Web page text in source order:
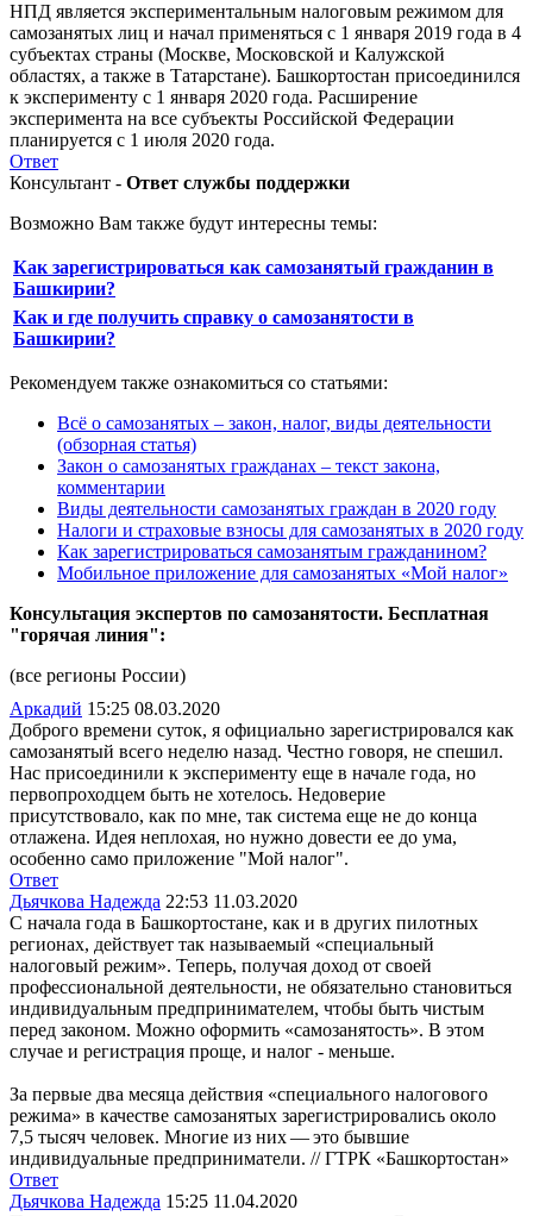
НПД является экспериментальным налоговым режимом для
самозанятых лиц и начал применяться с 1 января 2019 года в 4
субъектах страны (Москве, Московской и Калужской
областях, а также в Татарстане). Башкортостан присоединился
к эксперименту с 1 января 2020 года. Расширение
эксперимента на все субъекты Российской Федерации
планируется с 1 июля 2020 года.
Ответ
Консультант - Ответ службы поддержки
Возможно Вам также будут интересны темы:
Как зарегистрироваться как самозанятый гражданин в
Башкирии?
Как и где получить справку о самозанятости в
Башкирии?
Рекомендуем также ознакомиться со статьями:
Всё о самозанятых – закон, налог, виды деятельности
(обзорная статья)
Закон о самозанятых гражданах – текст закона,
комментарии
Виды деятельности самозанятых граждан в 2020 году
Налоги и страховые взносы для самозанятых в 2020 году
Как зарегистрироваться самозанятым гражданином?
Мобильное приложение для самозанятых «Мой налог»
Консультация экспертов по самозанятости. Бесплатная
"горячая линия":
(все регионы России)
Аркадий 15:25 08.03.2020
Доброго времени суток, я официально зарегистрировался как
самозанятый всего неделю назад. Честно говоря, не спешил.
Нас присоединили к эксперименту еще в начале года, но
первопроходцем быть не хотелось. Недоверие
присутствовало, как по мне, так система еще не до конца
отлажена. Идея неплохая, но нужно довести ее до ума,
особенно само приложение "Мой налог".
Ответ
Дьячкова Надежда 22:53 11.03.2020
С начала года в Башкортостане, как и в других пилотных
регионах, действует так называемый «специальный
налоговый режим». Теперь, получая доход от своей
профессиональной деятельности, не обязательно становиться
индивидуальным предпринимателем, чтобы быть чистым
перед законом. Можно оформить «самозанятость». В этом
случае и регистрация проще, и налог - меньше.
За первые два месяца действия «специального налогового
режима» в качестве самозанятых зарегистрировались около
7,5 тысяч человек. Многие из них — это бывшие
индивидуальные предприниматели. // ГТРК «Башкортостан»
Ответ
Дьячкова Надежда 15:25 11.04.2020